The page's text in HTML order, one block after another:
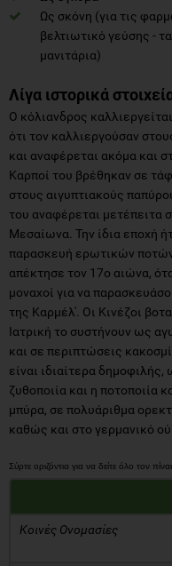
Ως σκόνη (για τις
βελτιωτικό γεύσης -
μανιτάρια)
Λίγα ιστορικά
Ο κόλιανδρος
ότι τον καλλιεργούσαν
και αναφέρεται ακόμα και
Καρποί του βρέθηκαν σε
στους αιγυπτιακούς
του αναφέρεται μετέπειτα
Μεσαίωνα. Την ίδια εποχή
παρασκευή ερωτικών
απέκτησε τον 17ο αιώνα,
μοναχοί για να
της Καρμέλ'. Οι Κινέζοι
Ιατρική το συστήνουν ως
και σε περιπτώσεις
είναι ιδιαίτερα
ζυθοποιία και η ποτοποιία
μπύρα, σε πολυάριθμα
καθώς και στο γερμανικό
Κοινές Ονομασίες